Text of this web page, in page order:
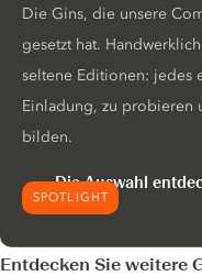
SPOTLIGHT
Die Gins, die unsere
gesetzt hat.
seltene Editionen: jedes
Einladung, zu probieren
bilden.
Die Auswahl
Entdecken Sie weitere